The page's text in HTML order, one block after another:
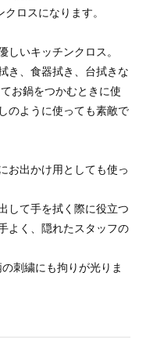
ロスになります。
しいキッチンクロス。
き、食器拭き、台拭きな
お鍋をつかむときに使
のように使っても素敵で
お出かけ用としても使っ
して手を拭く際に役立つ
よく、隠れたスタッフの
刺繍にも拘りが光りま